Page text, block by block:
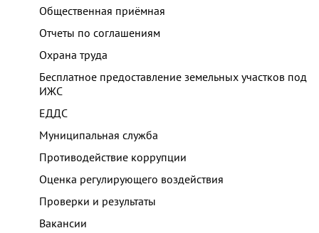
Общественная приёмная
Отчеты по соглашениям
Охрана труда
Бесплатное предоставление земельных участков под
ИЖС
ЕДДС
Муниципальная служба
Противодействие коррупции
Оценка регулирующего воздействия
Проверки и результаты
Вакансии